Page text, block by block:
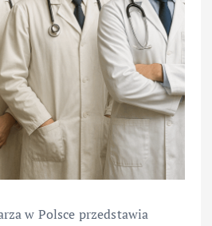
w Polsce przedstawia